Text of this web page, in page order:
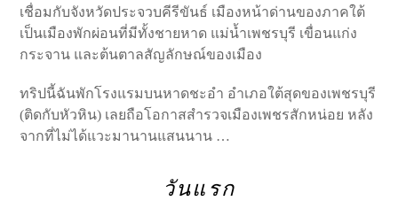
เชื่อมกับจังหวัดประจวบคีรีขันธ์ เมืองหน้าด่านของภาคใต้
เป็นเมืองพักผ่อนที่มีทั้งชายหาด แม่น้ำเพชรบุรี เขื่อนแก่ง
กระจาน และต้นตาลสัญลักษณ์ของเมือง
ทริปนี้ฉันพักโรงแรมบนหาดชะอำ อำเภอใต้สุดของเพชรบุรี
(ติดกับหัวหิน) เลยถือโอกาสสำรวจเมืองเพชรสักหน่อย หลัง
จากที่ไม่ได้แวะมานานแสนนาน …
วันแรก